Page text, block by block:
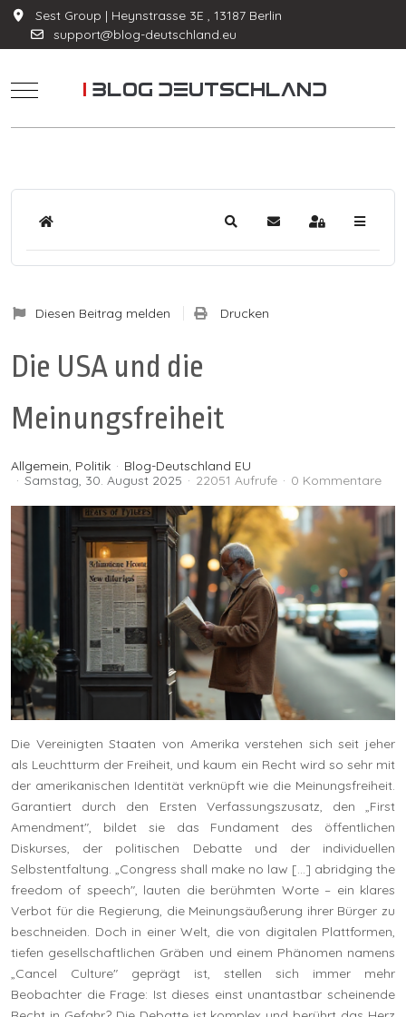
Sest Group | Heynstrasse 3E , 13187 Berlin
support@blog-deutschland.eu
Mobile Menu Toggle
Home Suche Updates abonnieren
Anmelden
Diesen Beitrag melden Drucken
Die USA und die
Meinungsfreiheit
Allgemein Politik
Blog-Deutschland EU
Samstag, 30. August 2025
22051 Aufrufe 0 Kommentare
Die Vereinigten Staaten von Amerika verstehen sich seit jeher
als Leuchtturm der Freiheit, und kaum ein Recht wird so sehr mit
der amerikanischen Identität verknüpft wie die Meinungsfreiheit.
Garantiert durch den Ersten Verfassungszusatz, den „First
Amendment", bildet sie das Fundament des öffentlichen
Diskurses, der politischen Debatte und der individuellen
Selbstentfaltung. „Congress shall make no law […] abridging the
freedom of speech", lauten die berühmten Worte – ein klares
Verbot für die Regierung, die Meinungsäußerung ihrer Bürger zu
beschneiden. Doch in einer Welt, die von digitalen Plattformen,
tiefen gesellschaftlichen Gräben und einem Phänomen namens
„Cancel Culture" geprägt ist, stellen sich immer mehr
Beobachter die Frage: Ist dieses einst unantastbar scheinende